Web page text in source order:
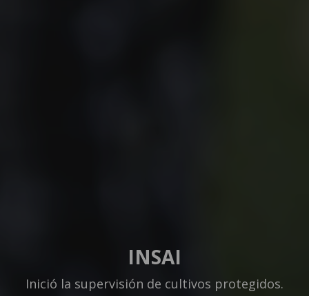
INSAI
Inició la supervisión de cultivos protegidos.